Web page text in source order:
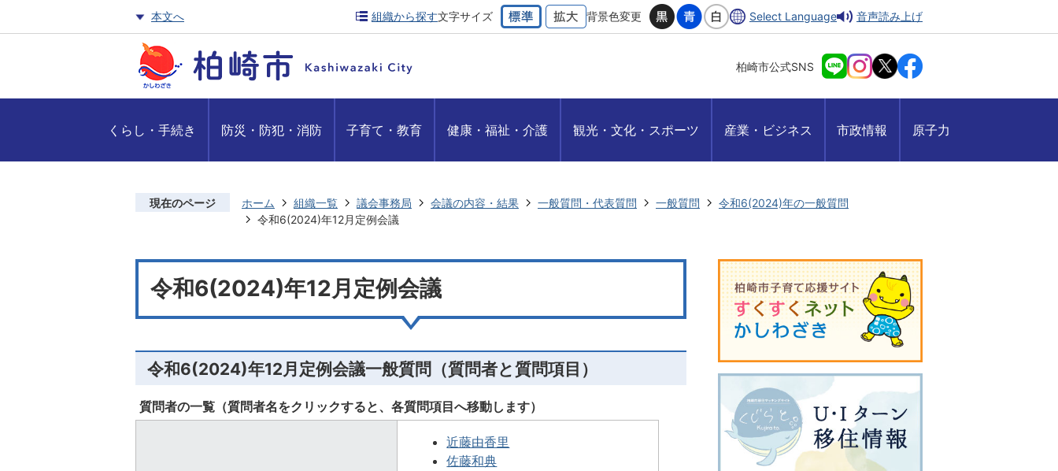
本文へ 組織から探す文字サイズ 背景色変更 Select Language 音声読み上げ
柏崎市公式SNS
くらし・手続き 防災・防犯・消防 子育て・教育 健康・福祉・介護 観光・文化・スポーツ 産業・ビジネス 市政情報 原子力
現在のページ ホーム 組織一覧 議会事務局 会議の内容・結果 一般質問・代表質問 一般質問
令和6(2024)年の一般質問
令和6(2024)年12月定例会議
令和6(2024)年12月定例会議
令和6(2024)年12月定例会議一般質問（質問者と質問項目）
質問者の一覧（質問者名をクリックすると、各質問項目へ移動します）
近藤由香里
佐藤和典